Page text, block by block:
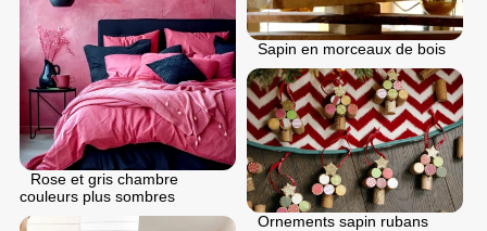
Sapin en morceaux de bois
Rose et gris chambre
couleurs plus sombres
Ornements sapin rubans